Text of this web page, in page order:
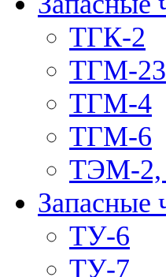
ТГК-2
ТГМ-23
ТГМ-4
ТГМ-6
ТЭМ-
Запасные
ТУ-6
ТУ-7